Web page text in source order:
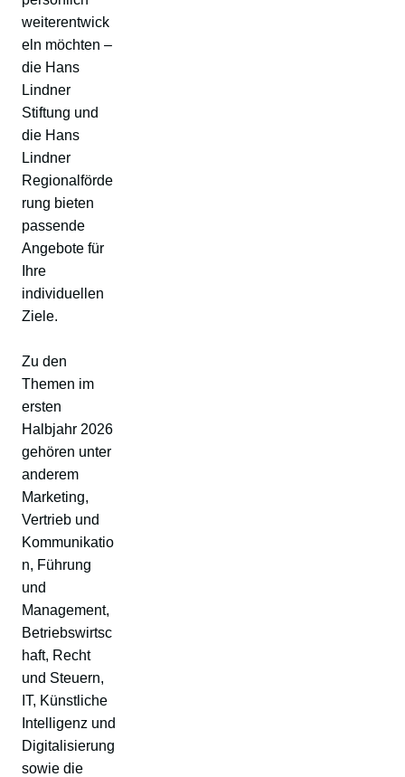
weiterentwick
eln möchten –
die Hans
Lindner
Stiftung und
die Hans
Lindner
Regionalförde
rung bieten
passende
Angebote für
Ihre
individuellen
Ziele.
Zu den
Themen im
ersten
Halbjahr 2026
gehören unter
anderem
Marketing,
Vertrieb und
Kommunikatio
n, Führung
und
Management,
Betriebswirtsc
haft, Recht
und Steuern,
IT, Künstliche
Intelligenz und
Digitalisierung
sowie die